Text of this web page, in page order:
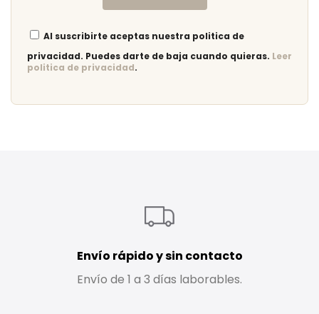
Al suscribirte aceptas nuestra politica de
privacidad. Puedes darte de baja cuando quieras. Leer
politica de privacidad.
Envío rápido y sin contacto
Envío de 1 a 3 días laborables.